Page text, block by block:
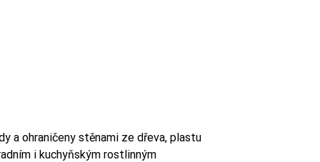
a ohraničeny stěnami ze dřeva, plastu
i kuchyňským rostlinným